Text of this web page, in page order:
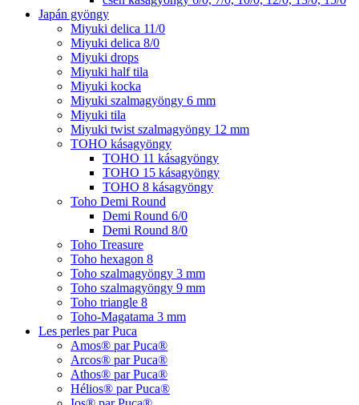
Japán gyöngy
Miyuki delica 11/0
Miyuki delica 8/0
Miyuki drops
Miyuki half tila
Miyuki kocka
Miyuki szalmagyöngy 6 mm
Miyuki tila
Miyuki twist szalmagyöngy 12 mm
TOHO kásagyöngy
TOHO 11 kásagyöngy
TOHO 15 kásagyöngy
TOHO 8 kásagyöngy
Toho Demi Round
Demi Round 6/0
Demi Round 8/0
Toho Treasure
Toho hexagon 8
Toho szalmagyöngy 3 mm
Toho szalmagyöngy 9 mm
Toho triangle 8
Toho-Magatama 3 mm
Les perles par Puca
Amos® par Puca®
Arcos® par Puca®
Athos® par Puca®
Hélios® par Puca®